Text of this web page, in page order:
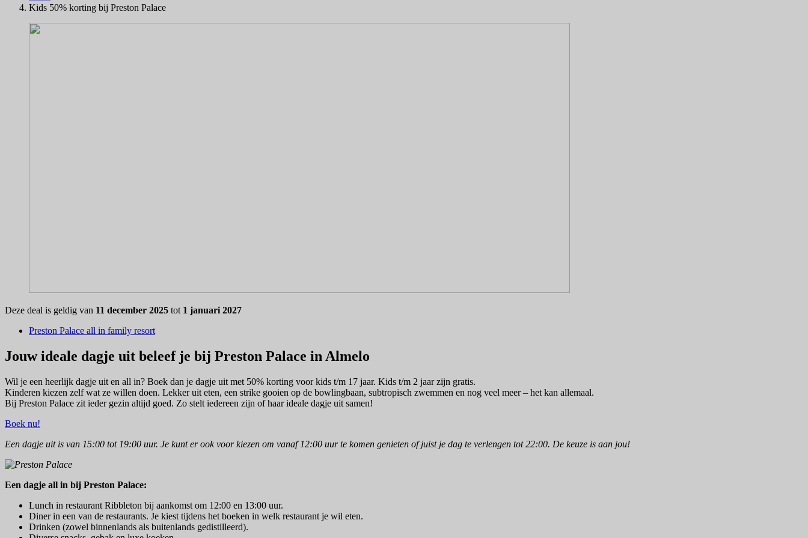
Kids 50% korting bij Preston Palace
Deze deal is geldig van 11 december 2025 tot 1 januari 2027
Preston Palace all in family resort
Jouw ideale dagje uit beleef je bij Preston Palace in Almelo
Wil je een heerlijk dagje uit en all in? Boek dan je dagje uit met 50% korting voor kids t/m 17 jaar. Kids t/m 2 jaar zijn gratis.
Kinderen kiezen zelf wat ze willen doen. Lekker uit eten, een strike gooien op de bowlingbaan, subtropisch zwemmen en nog veel meer – het kan allemaal.
Bij Preston Palace zit ieder gezin altijd goed. Zo stelt iedereen zijn of haar ideale dagje uit samen!
Boek nu!
Een dagje uit is van 15:00 tot 19:00 uur. Je kunt er ook voor kiezen om vanaf 12:00 uur te komen genieten of juist je dag te verlengen tot 22:00. De keuze is aan jou!
Een dagje all in bij Preston Palace:
Lunch in restaurant Ribbleton bij aankomst om 12:00 en 13:00 uur.
Diner in een van de restaurants. Je kiest tijdens het boeken in welk restaurant je wil eten.
Drinken (zowel binnenlands als buitenlands gedistilleerd).